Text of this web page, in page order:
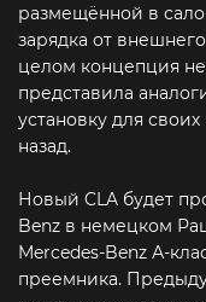
размещённой в
зарядка от
целом концепция
представила
установку для
назад.
Новый CLA будет
Benz в немецком
Mercedes-Benz А-
преемника.